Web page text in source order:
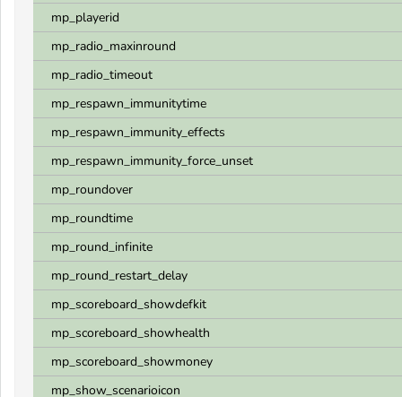
mp_playerid
mp_radio_maxinround
mp_radio_timeout
mp_respawn_immunitytime
mp_respawn_immunity_effects
mp_respawn_immunity_force_unset
mp_roundover
mp_roundtime
mp_round_infinite
mp_round_restart_delay
mp_scoreboard_showdefkit
mp_scoreboard_showhealth
mp_scoreboard_showmoney
mp_show_scenarioicon